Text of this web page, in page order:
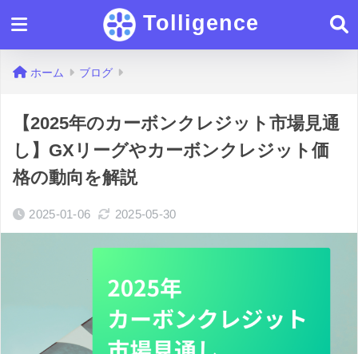
Tolligence
ホーム ブログ
【2025年のカーボンクレジット市場見通
し】GXリーグやカーボンクレジット価
格の動向を解説
2025-01-06 2025-05-30